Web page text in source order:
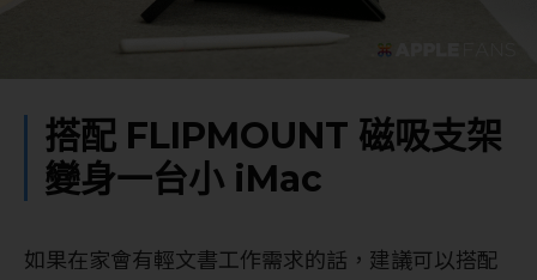
搭配 FLIPMOUNT 磁吸支架
變身一台小 iMac
如果在家會有輕文書工作需求的話，建議可以搭配